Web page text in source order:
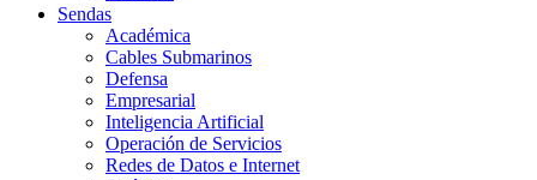
Sendas
Académica
Cables Submarinos
Defensa
Empresarial
Inteligencia Artificial
Operación de Servicios
Redes de Datos e Internet